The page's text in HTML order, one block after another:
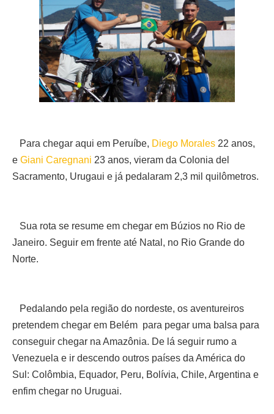
Para chegar aqui em Peruíbe, Diego Morales 22 anos,
e Giani Caregnani 23 anos, vieram da Colonia del
Sacramento, Urugaui e já pedalaram 2,3 mil quilômetros.
Sua rota se resume em chegar em Búzios no Rio de
Janeiro. Seguir em frente até Natal, no Rio Grande do
Norte.
Pedalando pela região do nordeste, os aventureiros
pretendem chegar em Belém para pegar uma balsa para
conseguir chegar na Amazônia. De lá seguir rumo a
Venezuela e ir descendo outros países da América do
Sul: Colômbia, Equador, Peru, Bolívia, Chile, Argentina e
enfim chegar no Uruguai.